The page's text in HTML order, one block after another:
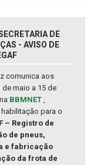
DE
- AVISO DE
comunica aos
maio a 15 de
BBMNET ,
para o
– Registro de
de pneus,
e fabricação
da frota de